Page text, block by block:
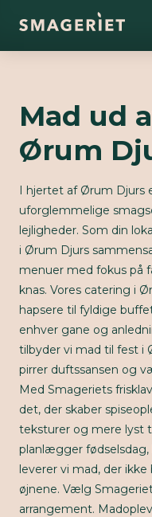
Mad ud
Ørum
I hjertet af Ørum Djurs
uforglemmelige
lejligheder. Som din
i Ørum Djurs
menuer med fokus på
knas. Vores catering i
hapsere til fyldige
enhver gane og
tilbyder vi mad til fest i
pirrer duftssansen og
Med Smageriets
det, der skaber
teksturer og mere lyst
planlægger
leverer vi mad, der
øjnene. Vælg
arrangement.